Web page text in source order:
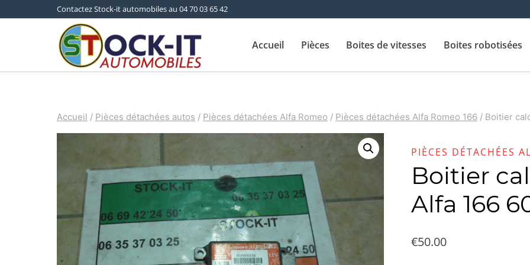
Contactez Stock-it automobiles au 04 70 03 65 42
Accueil Pièces Boites de vitesses Boites robotisées
Accueil / Pièces détachées autos / Pièces détachées Alfa Romeo / Pièces détachées Alfa Romeo 166 / Boitier
PIÈCES DÉTACHÉES
Boitier
Alfa 166
€50.00